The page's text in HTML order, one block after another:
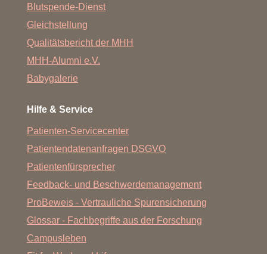
Blutspende-Dienst
Gleichstellung
Qualitätsbericht der MHH
MHH-Alumni e.V.
Babygalerie
Hilfe & Service
Patienten-Servicecenter
Patientendatenanfragen DSGVO
Patientenfürsprecher
Feedback- und Beschwerdemanagement
ProBeweis - Vertrauliche Spurensicherung
Glossar - Fachbegriffe aus der Forschung
Campusleben